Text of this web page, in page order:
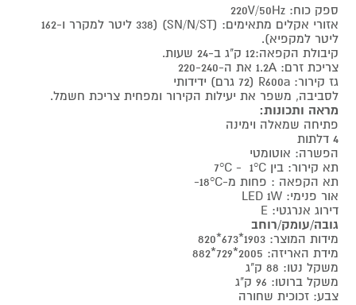
ספק כוח: 220V/50Hz
אזורי אקלים מתאימים: (SN/N/ST) (338 ליטר למקרר ו-162
ליטר למקפיא).
קיבולת הקפאה:12 ק"ג ב-24 שעות.
צריכת זרם: 1.2A את ה-220-240
גז קירור: R600a (72 גרם) ידידותי
לסביבה, משפר את יעילות הקירור ומפחית צריכת חשמל.
מראה ותכונות:
פתיחה שמאלה וימינה
4 דלתות
הפשרה: אוטומטי
תא קירור: בין 7°C - 1°C
תא הקפאה : פחות מ-18°C-
אור פנימי: LED 1W
דירוג אנרגטי: E
גובה/עומק/רוחב
מידות המוצר: 1903*673*820
מידת האריזה: 2005*729*882
משקל נטו: 88 ק"ג
משקל ברוטו: 96 ק"ג
צבע: זכוכית שחורה